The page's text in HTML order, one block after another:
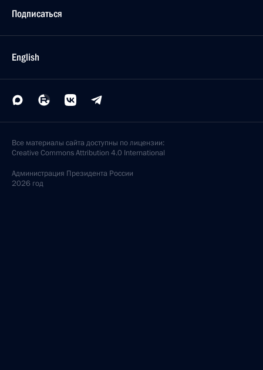
Подписаться
English
Все материалы сайта доступны по лицензии:
Creative Commons Attribution 4.0 International
Администрация Президента России
2026 год